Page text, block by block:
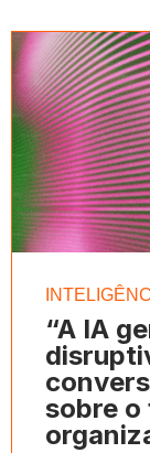
“A IA
sobre